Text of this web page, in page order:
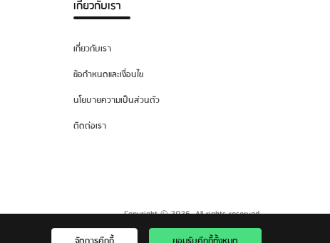
เกี่ยวกับเรา
เกี่ยวกับเรา
ข้อกำหนดและเงื่อนไข
นโยบายความเป็นส่วนตัว
ติดต่อเรา
Copyright © 2026. All rights reserved.